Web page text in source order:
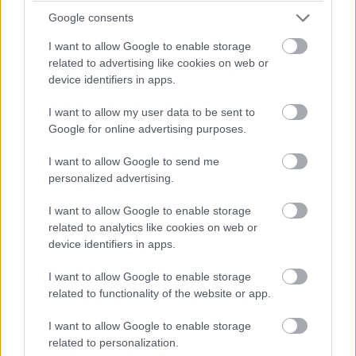
Google consents
I want to allow Google to enable storage
related to advertising like cookies on web or
device identifiers in apps.
I want to allow my user data to be sent to
Google for online advertising purposes.
I want to allow Google to send me
personalized advertising.
I want to allow Google to enable storage
related to analytics like cookies on web or
device identifiers in apps.
I want to allow Google to enable storage
related to functionality of the website or app.
I want to allow Google to enable storage
related to personalization.
- Várható ezért, hogy hamarosan a mezőgazdaság és az
Wittinghoff Dániel. - A két terület ugyanis belépett már a
digitális világba, védelmi- és biztonsági gyakorlata,
kockázatai jórészt feltáratlanok. A vállalatok ezekben az
iparágakban jó gyakorlatot vehetnek át a bank- és
pénzügyi szektor, valamint a közigazgatás
tapasztalataiból, ahol a digitális biztonság prioritása és
A törvényi szabályozás - mint például az európai uniós
DORA és NIS2 rendelet - ma már a többi, kritikus
fontosságú iparágban is kötelezővé teszi a megfelelő
digitális védelem kiépítését mind a szereplőknek, mind
beszállítóiknak. A kiberbiztonsági szabályok új
ágazatokra és szervezetekre történő kiterjesztése
mellett a - korábbi NIS rendeletet frissítő - NIS2 nagyon